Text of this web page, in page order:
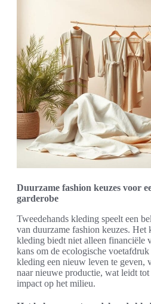
Duurzame fashion keuzes voor
garderobe
Tweedehands kleding speelt een
van duurzame fashion keuzes. Het
kleding biedt niet alleen financiële
kans om de ecologische
kleding een nieuw leven te geven,
naar nieuwe productie, wat leidt
impact op het milieu.